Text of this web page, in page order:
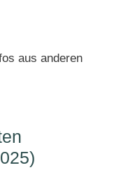
aus anderen